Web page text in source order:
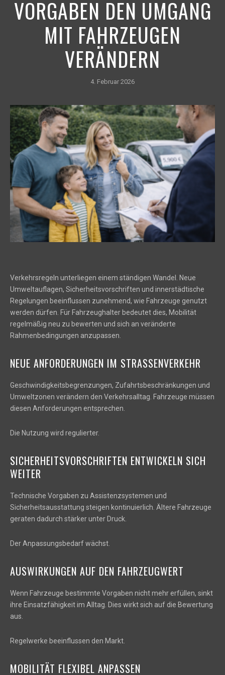
VORGABEN DEN UMGANG
MIT FAHRZEUGEN
VERÄNDERN
4. Februar 2026
Verkehrsregeln unterliegen einem ständigen Wandel. Neue
Umweltauflagen, Sicherheitsvorschriften und innerstädtische
Regelungen beeinflussen zunehmend, wie Fahrzeuge genutzt
werden dürfen. Für Fahrzeughalter bedeutet dies, Mobilität
regelmäßig neu zu bewerten und sich an veränderte
Rahmenbedingungen anzupassen.
NEUE ANFORDERUNGEN IM STRASSENVERKEHR
Geschwindigkeitsbegrenzungen, Zufahrtsbeschränkungen und
Umweltzonen verändern den Verkehrsalltag. Fahrzeuge müssen
diesen Anforderungen entsprechen.
Die Nutzung wird regulierter.
SICHERHEITSVORSCHRIFTEN ENTWICKELN SICH
WEITER
Technische Vorgaben zu Assistenzsystemen und
Sicherheitsausstattung steigen kontinuierlich. Ältere Fahrzeuge
geraten dadurch stärker unter Druck.
Der Anpassungsbedarf wächst.
AUSWIRKUNGEN AUF DEN FAHRZEUGWERT
Wenn Fahrzeuge bestimmte Vorgaben nicht mehr erfüllen, sinkt
ihre Einsatzfähigkeit im Alltag. Dies wirkt sich auf die Bewertung
aus.
Regelwerke beeinflussen den Markt.
MOBILITÄT FLEXIBEL ANPASSEN